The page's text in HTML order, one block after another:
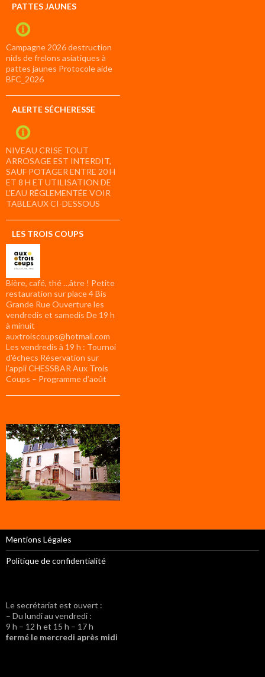
PATTES JAUNES
Campagne 2026 destruction
nids de frelons asiatiques à
pattes jaunes Protocole aide
BFC_2026
ALERTE SÉCHERESSE
NIVEAU CRISE TOUT
ARROSAGE EST INTERDIT,
SAUF POTAGER ENTRE 20 H
ET 8 H ET UTILISATION DE
L’EAU RÉGLEMENTÉE VOIR
TABLEAUX CI-DESSOUS
LES TROIS COUPS
Bière, café, thé …âtre ! Petite
restauration sur place 4 Bis
Grande Rue Ouverture les
vendredis et samedis De 19 h
à minuit
auxtroiscoups@hotmail.com
Les vendredis à 19 h : Tournoi
d’échecs Réservation sur
l’appli CHESSBAR Aux Trois
Coups – Programme d’août
Mentions Légales
Politique de confidentialité
Le secrétariat est ouvert :
– Du lundi au vendredi :
9 h – 12 h et 15 h – 17 h
fermé le mercredi après midi